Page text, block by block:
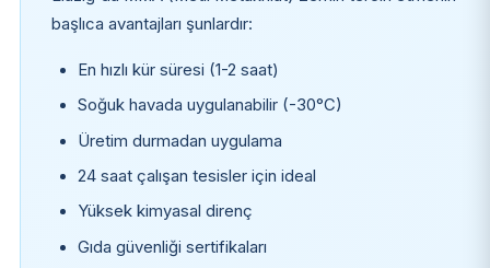
başlıca avantajları şunlardır:
En hızlı kür süresi (1-2 saat)
Soğuk havada uygulanabilir (-30°C)
Üretim durmadan uygulama
24 saat çalışan tesisler için ideal
Yüksek kimyasal direnç
Gıda güvenliği sertifikaları